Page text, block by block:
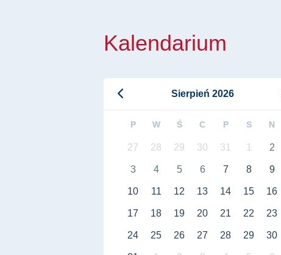
Kalendarium
Sierpień 2026
P W Ś C P S N
27 28 29 30 31 1 2
3 4 5 6 7 8 9
10 11 12 13 14 15 16
17 18 19 20 21 22 23
24 25 26 27 28 29 30